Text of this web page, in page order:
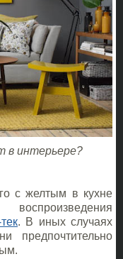
в интерьере?
с желтым в кухне
. В иных случаях
предпочтительно